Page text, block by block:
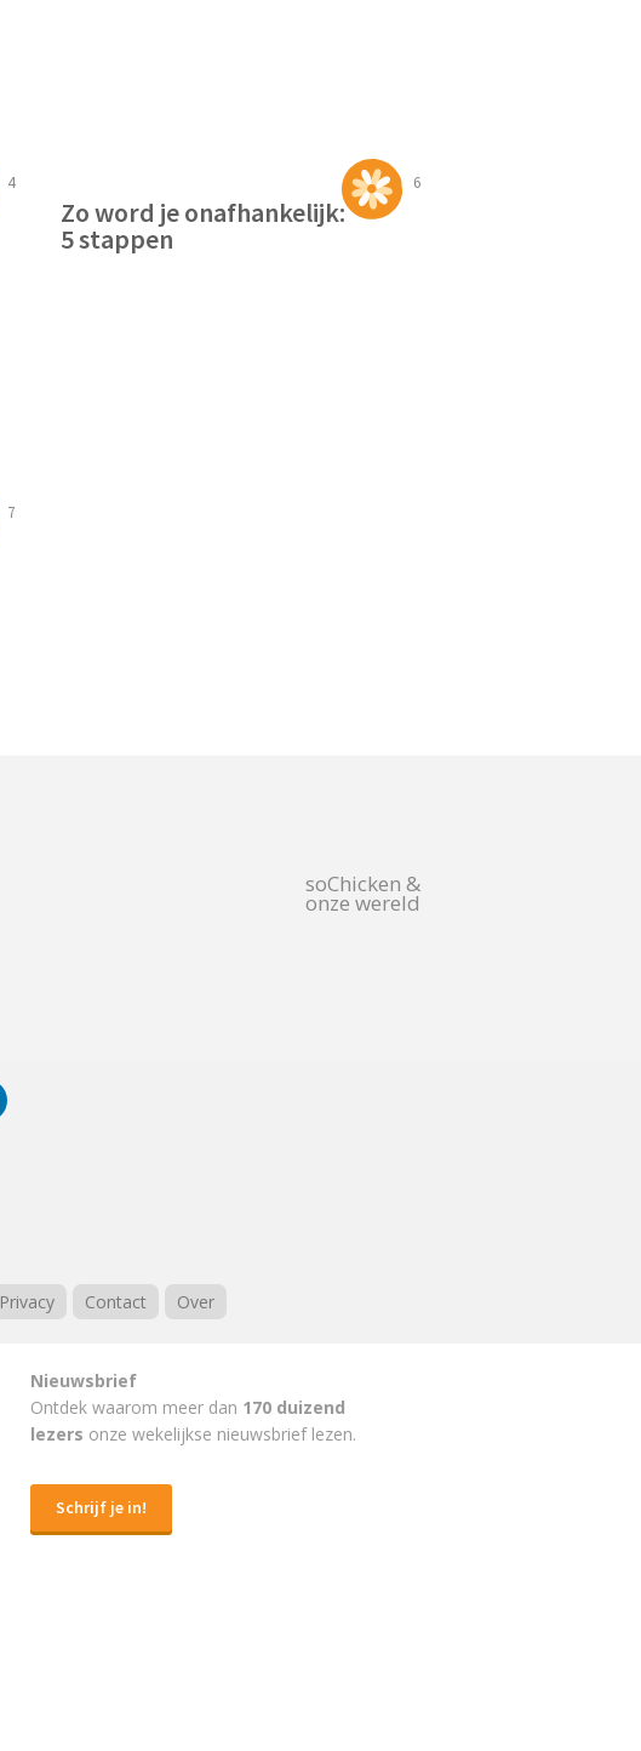
4 6
Zo word je onafhankelijk:
5 stappen
7
soChicken &
onze wereld
Privacy Contact Over
Nieuwsbrief
Ontdek waarom meer dan 170 duizend
lezers onze wekelijkse nieuwsbrief lezen.
Schrijf je in!